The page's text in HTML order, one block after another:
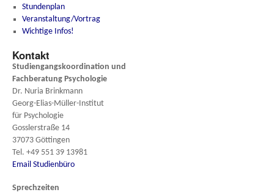
Stundenplan
Veranstaltung/Vortrag
Wichtige Infos!
Kontakt
Studiengangskoordination und
Fachberatung Psychologie
Dr. Nuria Brinkmann
Georg-Elias-Müller-Institut
für Psychologie
Gosslerstraße 14
37073 Göttingen
Tel. +49 551 39 13981
Email Studienbüro
Sprechzeiten